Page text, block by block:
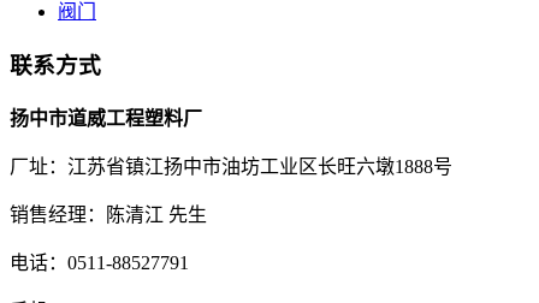
阀门
联系方式
扬中市道威工程塑料厂
厂址：江苏省镇江扬中市油坊工业区长旺六墩1888号
销售经理：陈清江 先生
电话：0511-88527791